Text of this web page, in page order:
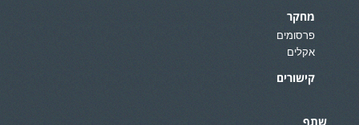
מחקר
פרסומים
אקלים
קישורים
שתף